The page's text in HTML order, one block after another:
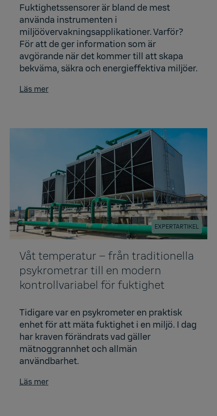
Fuktighetssensorer är bland de mest
använda instrumenten i
miljöövervakningsapplikationer. Varför?
För att de ger information som är
avgörande när det kommer till att skapa
bekväma, säkra och energieffektiva miljöer.
Läs mer
EXPERTARTIKEL
Våt temperatur – från traditionella
psykrometrar till en modern
kontrollvariabel för fuktighet
Tidigare var en psykrometer en praktisk
enhet för att mäta fuktighet i en miljö. I dag
har kraven förändrats vad gäller
mätnoggrannhet och allmän
användbarhet.
Läs mer